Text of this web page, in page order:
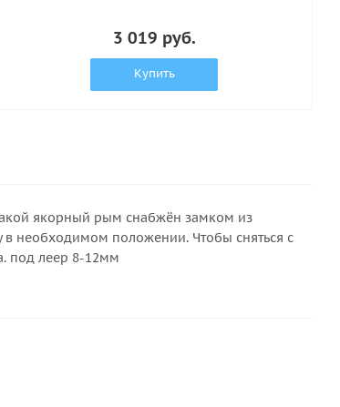
3 019 руб.
Купить
якорный рым снабжён замком из
в необходимом положении. Чтобы сняться с
под леер 8-12мм